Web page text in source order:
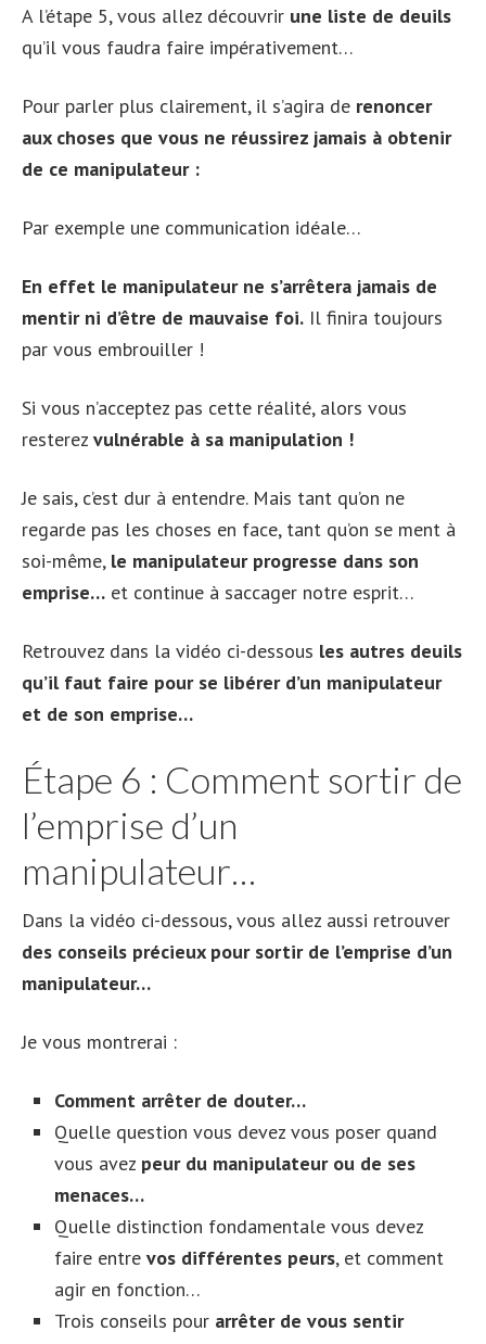
A l’étape 5, vous allez découvrir une liste de deuils
qu’il vous faudra faire impérativement…
Pour parler plus clairement, il s’agira de renoncer
aux choses que vous ne réussirez jamais à obtenir
de ce manipulateur :
Par exemple une communication idéale…
En effet le manipulateur ne s’arrêtera jamais de
mentir ni d’être de mauvaise foi. Il finira toujours
par vous embrouiller !
Si vous n’acceptez pas cette réalité, alors vous
resterez vulnérable à sa manipulation !
Je sais, c’est dur à entendre. Mais tant qu’on ne
regarde pas les choses en face, tant qu’on se ment à
soi-même, le manipulateur progresse dans son
emprise… et continue à saccager notre esprit…
Retrouvez dans la vidéo ci-dessous les autres deuils
qu’il faut faire pour se libérer d’un manipulateur
et de son emprise…
Étape 6 : Comment sortir de
l’emprise d’un
manipulateur…
Dans la vidéo ci-dessous, vous allez aussi retrouver
des conseils précieux pour sortir de l’emprise d’un
manipulateur…
Je vous montrerai :
Comment arrêter de douter…
Quelle question vous devez vous poser quand
vous avez peur du manipulateur ou de ses
menaces…
Quelle distinction fondamentale vous devez
faire entre vos différentes peurs, et comment
agir en fonction…
Trois conseils pour arrêter de vous sentir